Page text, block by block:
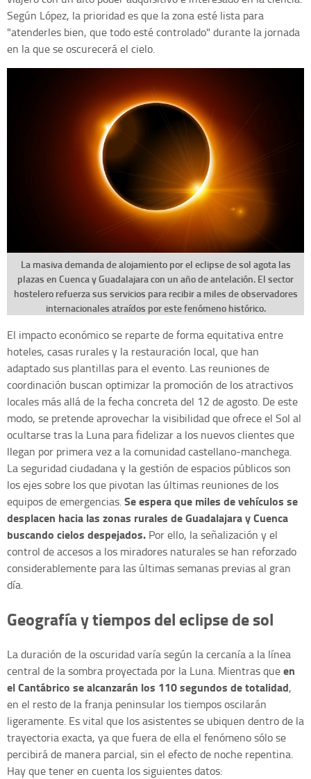
Según López, la prioridad es que la zona esté lista para
"atenderles bien, que todo esté controlado" durante la jornada
en la que se oscurecerá el cielo.
La masiva demanda de alojamiento por el eclipse de sol agota las
plazas en Cuenca y Guadalajara con un año de antelación. El sector
hostelero refuerza sus servicios para recibir a miles de observadores
internacionales atraídos por este fenómeno histórico.
El impacto económico se reparte de forma equitativa entre
hoteles, casas rurales y la restauración local, que han
adaptado sus plantillas para el evento. Las reuniones de
coordinación buscan optimizar la promoción de los atractivos
locales más allá de la fecha concreta del 12 de agosto. De este
modo, se pretende aprovechar la visibilidad que ofrece el Sol al
ocultarse tras la Luna para fidelizar a los nuevos clientes que
llegan por primera vez a la comunidad castellano-manchega.
La seguridad ciudadana y la gestión de espacios públicos son
los ejes sobre los que pivotan las últimas reuniones de los
equipos de emergencias.Se espera que miles de vehículos se
desplacen hacia las zonas rurales de Guadalajara y Cuenca
buscando cielos despejados. Por ello, la señalización y el
control de accesos a los miradores naturales se han reforzado
considerablemente para las últimas semanas previas al gran
día.
Geografía y tiempos del eclipse de sol
La duración de la oscuridad varía según la cercanía a la línea
central de la sombra proyectada por la Luna. Mientras queen
el Cantábrico se alcanzarán los 110 segundos de totalidad,
en el resto de la franja peninsular los tiempos oscilarán
ligeramente. Es vital que los asistentes se ubiquen dentro de la
trayectoria exacta, ya que fuera de ella el fenómeno sólo se
percibirá de manera parcial, sin el efecto de noche repentina.
Hay que tener en cuenta los siguientes datos: